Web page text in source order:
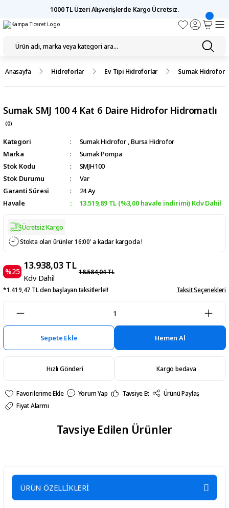
1000 TL Üzeri Alışverişlerde Kargo Ücretsiz.
Anasayfa Hidroforlar Ev Tipi Hidroforlar Sumak Hidrofor
Sumak SMJ 100 4 Kat 6 Daire Hidrofor Hidromatlı
(0)
Kategori Sumak Hidrofor ,Bursa Hidrofor
Marka
Sumak Pompa
Stok Kodu
SMJH100
Stok Durumu
Var
Garanti Süresi
24 Ay
Havale
13.519,89 TL (%3,00 havale indirimi) Kdv Dahil
Ücretsiz Kargo
Stokta olan ürünler 16:00' a kadar kargoda !
%25
13.938,03 TL
Kdv Dahil
18.584,04 TL
*1.419,47 TL den başlayan taksitlerle!! Taksit Seçenekleri
Sepete Ekle Hemen Al
Hızlı Gönderi Kargo bedava
Yorum Yap Tavsiye Et
Ürünü Paylaş
Fiyat Alarmı
Tavsiye Edilen Ürünler
Yaylı
Çekvalf
1'' Te
ÜRÜN ÖZELLİKLERİ